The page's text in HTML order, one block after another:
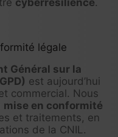
cyberrésilience.
légale
Général sur la
est aujourd’hui
commercial. Nous
mise en conformité
et traitements, en
de la CNIL.